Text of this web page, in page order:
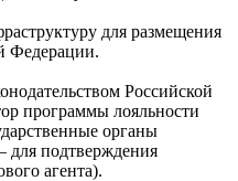
для размещения
Федерации.
Российской
программы лояльности
органы
подтверждения
агента).